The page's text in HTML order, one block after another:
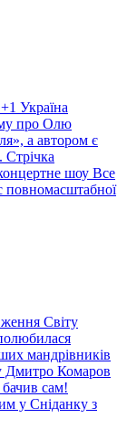
Україна
про Олю
а автором є
Стрічка
шоу Все
повномасштабної
Світу
мандрівників
Дмитро Комаров
сам!
у Сніданку з